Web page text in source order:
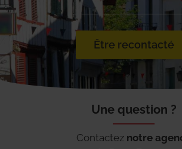
Être recontacté
Une question ?
Contactez notre